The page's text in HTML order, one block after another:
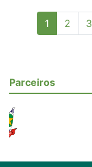
1(current)
2 3
Parceiros